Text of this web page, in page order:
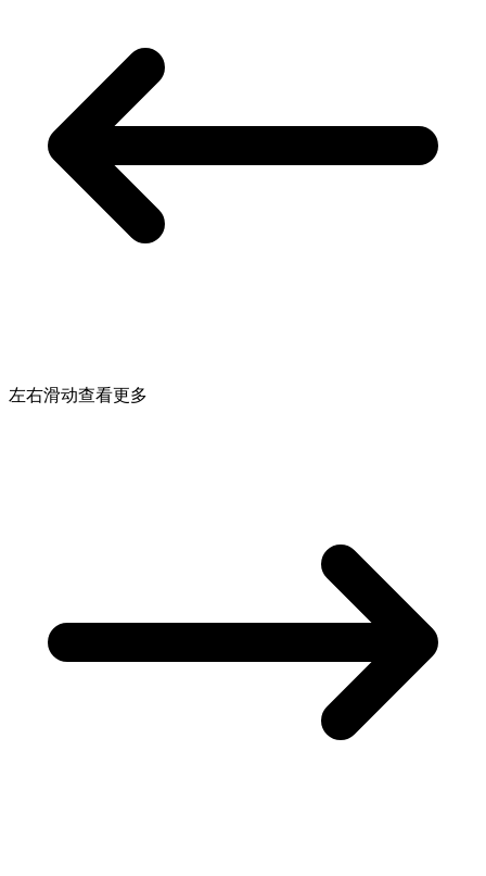
左右滑动查看更多